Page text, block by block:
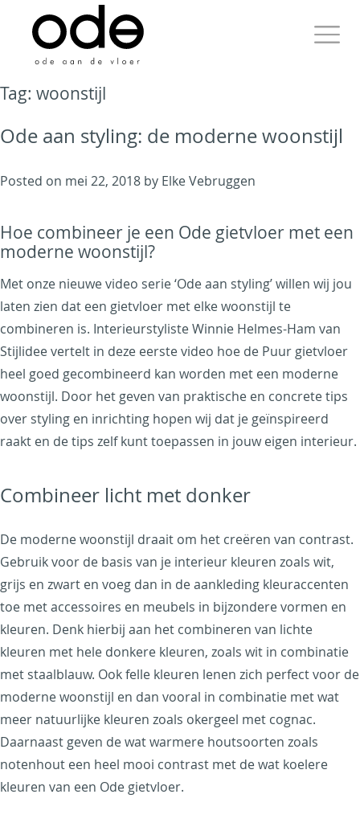
content
Ode aan de Vloer
Just another WordPress
site
Tag: woonstijl
Ode aan styling: de moderne woonstijl
Posted on mei 22, 2018 by Elke Vebruggen
Hoe combineer je een Ode gietvloer met een
moderne woonstijl?
Met onze nieuwe video serie ‘Ode aan styling’ willen wij jou
laten zien dat een gietvloer met elke woonstijl te
combineren is. Interieurstyliste Winnie Helmes-Ham van
Stijlidee vertelt in deze eerste video hoe de Puur gietvloer
heel goed gecombineerd kan worden met een moderne
woonstijl. Door het geven van praktische en concrete tips
over styling en inrichting hopen wij dat je geïnspireerd
raakt en de tips zelf kunt toepassen in jouw eigen interieur.
Combineer licht met donker
De moderne woonstijl draait om het creëren van contrast.
Gebruik voor de basis van je interieur kleuren zoals wit,
grijs en zwart en voeg dan in de aankleding kleuraccenten
toe met accessoires en meubels in bijzondere vormen en
kleuren. Denk hierbij aan het combineren van lichte
kleuren met hele donkere kleuren, zoals wit in combinatie
met staalblauw. Ook felle kleuren lenen zich perfect voor de
moderne woonstijl en dan vooral in combinatie met wat
meer natuurlijke kleuren zoals okergeel met cognac.
Daarnaast geven de wat warmere houtsoorten zoals
notenhout een heel mooi contrast met de wat koelere
kleuren van een Ode gietvloer.